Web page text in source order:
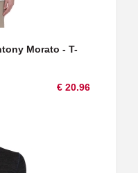
Morato - T-
€ 20.96